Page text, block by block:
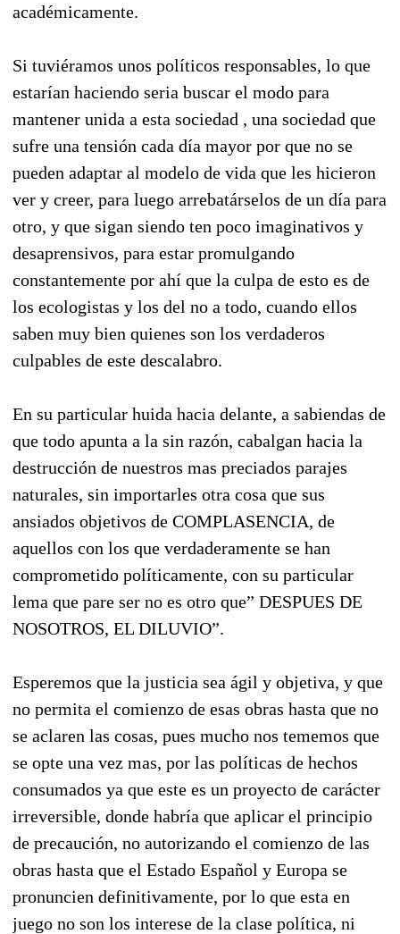
académicamente.
Si tuviéramos unos políticos responsables, lo que
estarían haciendo seria buscar el modo para
mantener unida a esta sociedad , una sociedad que
sufre una tensión cada día mayor por que no se
pueden adaptar al modelo de vida que les hicieron
ver y creer, para luego arrebatárselos de un día para
otro, y que sigan siendo ten poco imaginativos y
desaprensivos, para estar promulgando
constantemente por ahí que la culpa de esto es de
los ecologistas y los del no a todo, cuando ellos
saben muy bien quienes son los verdaderos
culpables de este descalabro.
En su particular huida hacia delante, a sabiendas de
que todo apunta a la sin razón, cabalgan hacia la
destrucción de nuestros mas preciados parajes
naturales, sin importarles otra cosa que sus
ansiados objetivos de COMPLASENCIA, de
aquellos con los que verdaderamente se han
comprometido políticamente, con su particular
lema que pare ser no es otro que” DESPUES DE
NOSOTROS, EL DILUVIO”.
Esperemos que la justicia sea ágil y objetiva, y que
no permita el comienzo de esas obras hasta que no
se aclaren las cosas, pues mucho nos tememos que
se opte una vez mas, por las políticas de hechos
consumados ya que este es un proyecto de carácter
irreversible, donde habría que aplicar el principio
de precaución, no autorizando el comienzo de las
obras hasta que el Estado Español y Europa se
pronuncien definitivamente, por lo que esta en
juego no son los interese de la clase política, ni